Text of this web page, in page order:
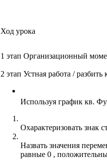
Ход урока
1 этап Организационный
2 этап Устная работа /
Используя график кв.
Охарактеризовать знак
Назвать значения
равные 0 ,